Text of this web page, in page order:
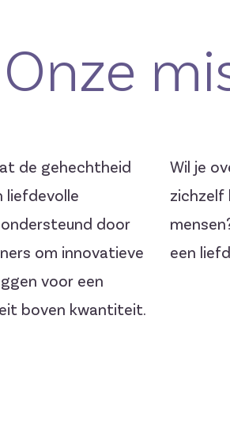
Onze
de gehechtheid
liefdevolle
door
om innovatieve
voor een
boven kwantiteit.
Wil je
zichzelf
een